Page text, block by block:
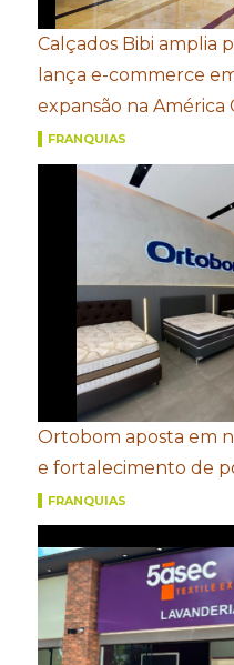
Calçados Bibi amplia
lança e-commerce
expansão na América
FRANQUIAS
Ortobom aposta em
e fortalecimento de
FRANQUIAS